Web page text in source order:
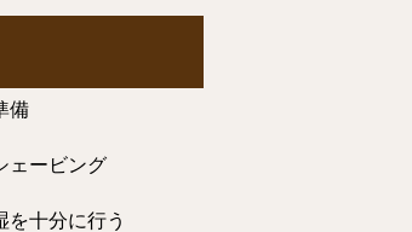
備
ェービング
を十分に行う